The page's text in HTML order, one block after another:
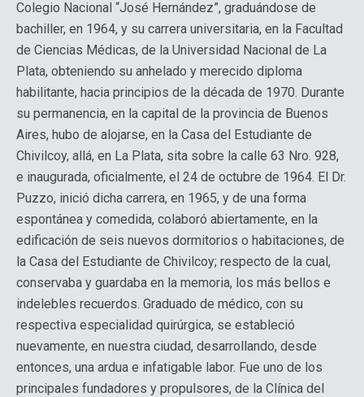
Colegio Nacional “José Hernández”, graduándose de
bachiller, en 1964, y su carrera universitaria, en la Facultad
de Ciencias Médicas, de la Universidad Nacional de La
Plata, obteniendo su anhelado y merecido diploma
habilitante, hacia principios de la década de 1970. Durante
su permanencia, en la capital de la provincia de Buenos
Aires, hubo de alojarse, en la Casa del Estudiante de
Chivilcoy, allá, en La Plata, sita sobre la calle 63 Nro. 928,
e inaugurada, oficialmente, el 24 de octubre de 1964. El Dr.
Puzzo, inició dicha carrera, en 1965, y de una forma
espontánea y comedida, colaboró abiertamente, en la
edificación de seis nuevos dormitorios o habitaciones, de
la Casa del Estudiante de Chivilcoy; respecto de la cual,
conservaba y guardaba en la memoria, los más bellos e
indelebles recuerdos. Graduado de médico, con su
respectiva especialidad quirúrgica, se estableció
nuevamente, en nuestra ciudad, desarrollando, desde
entonces, una ardua e infatigable labor. Fue uno de los
principales fundadores y propulsores, de la Clínica del